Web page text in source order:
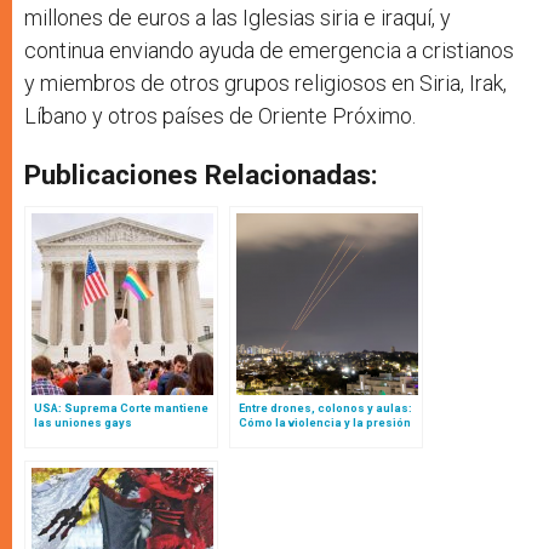
millones de euros a las Iglesias siria e iraquí, y
continua enviando ayuda de emergencia a cristianos
y miembros de otros grupos religiosos en Siria, Irak,
Líbano y otros países de Oriente Próximo.
Publicaciones Relacionadas:
USA: Suprema Corte mantiene
las uniones gays
Entre drones, colonos y aulas:
Cómo la violencia y la presión